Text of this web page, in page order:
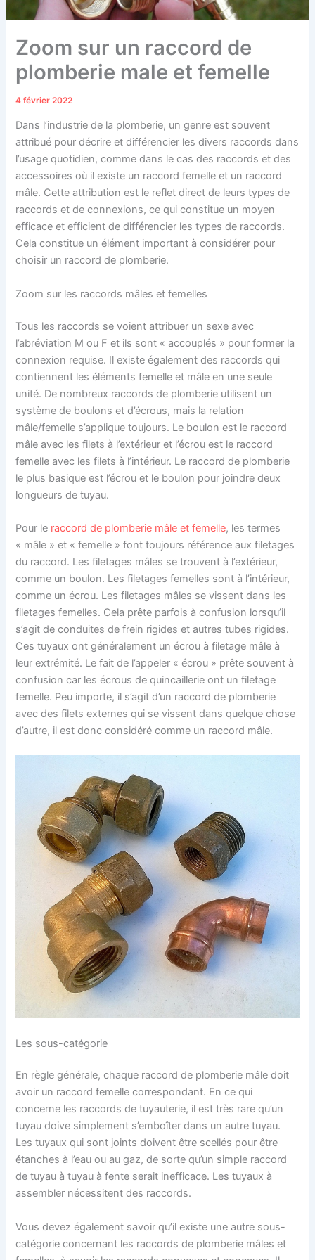
Zoom sur un raccord de
plomberie male et femelle
4 février 2022
Dans l’industrie de la plomberie, un genre est souvent
attribué pour décrire et différencier les divers raccords dans
l’usage quotidien, comme dans le cas des raccords et des
accessoires où il existe un raccord femelle et un raccord
mâle. Cette attribution est le reflet direct de leurs types de
raccords et de connexions, ce qui constitue un moyen
efficace et efficient de différencier les types de raccords.
Cela constitue un élément important à considérer pour
choisir un raccord de plomberie.
Zoom sur les raccords mâles et femelles
Tous les raccords se voient attribuer un sexe avec
l’abréviation M ou F et ils sont « accouplés » pour former la
connexion requise. Il existe également des raccords qui
contiennent les éléments femelle et mâle en une seule
unité. De nombreux raccords de plomberie utilisent un
système de boulons et d’écrous, mais la relation
mâle/femelle s’applique toujours. Le boulon est le raccord
mâle avec les filets à l’extérieur et l’écrou est le raccord
femelle avec les filets à l’intérieur. Le raccord de plomberie
le plus basique est l’écrou et le boulon pour joindre deux
longueurs de tuyau.
Pour le raccord de plomberie mâle et femelle, les termes
« mâle » et « femelle » font toujours référence aux filetages
du raccord. Les filetages mâles se trouvent à l’extérieur,
comme un boulon. Les filetages femelles sont à l’intérieur,
comme un écrou. Les filetages mâles se vissent dans les
filetages femelles. Cela prête parfois à confusion lorsqu’il
s’agit de conduites de frein rigides et autres tubes rigides.
Ces tuyaux ont généralement un écrou à filetage mâle à
leur extrémité. Le fait de l’appeler « écrou » prête souvent à
confusion car les écrous de quincaillerie ont un filetage
femelle. Peu importe, il s’agit d’un raccord de plomberie
avec des filets externes qui se vissent dans quelque chose
d’autre, il est donc considéré comme un raccord mâle.
Les sous-catégorie
En règle générale, chaque raccord de plomberie mâle doit
avoir un raccord femelle correspondant. En ce qui
concerne les raccords de tuyauterie, il est très rare qu’un
tuyau doive simplement s’emboîter dans un autre tuyau.
Les tuyaux qui sont joints doivent être scellés pour être
étanches à l’eau ou au gaz, de sorte qu’un simple raccord
de tuyau à tuyau à fente serait inefficace. Les tuyaux à
assembler nécessitent des raccords.
Vous devez également savoir qu’il existe une autre sous-
catégorie concernant les raccords de plomberie mâles et